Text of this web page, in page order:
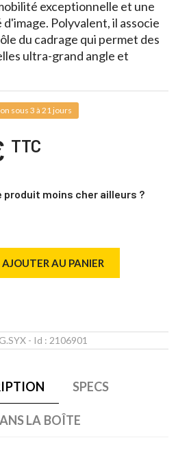
exceptionnelle et une
Polyvalent, il associe
du cadrage qui permet des
ultra-grand angle et
sous 3 à 21 jours
TTC
produit moins cher ailleurs ?
AJOUTER AU PANIER
- Id : 2106901
SPECS
LA BOÎTE